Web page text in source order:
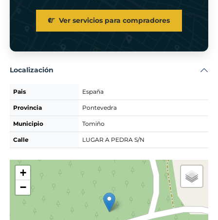
Ver servicios para compradores
Localización
Pais España
Provincia Pontevedra
Municipio Tomiño
Calle LUGAR A PEDRA S/N
+
−